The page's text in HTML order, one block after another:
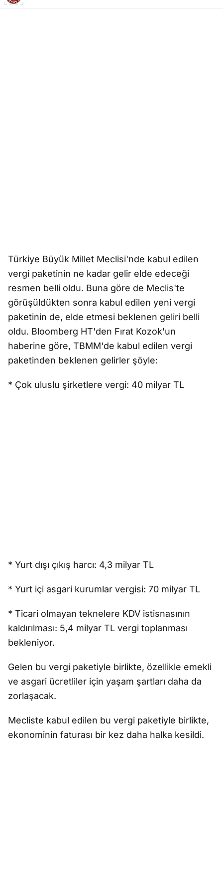
Türkiye Büyük Millet Meclisi'nde kabul edilen
vergi paketinin ne kadar gelir elde edeceği
resmen belli oldu. Buna göre de Meclis'te
görüşüldükten sonra kabul edilen yeni vergi
paketinin de, elde etmesi beklenen geliri belli
oldu. Bloomberg HT'den Fırat Kozok'un
haberine göre, TBMM'de kabul edilen vergi
paketinden beklenen gelirler şöyle:
* Çok uluslu şirketlere vergi: 40 milyar TL
* Yurt dışı çıkış harcı: 4,3 milyar TL
* Yurt içi asgari kurumlar vergisi: 70 milyar TL
* Ticari olmayan teknelere KDV istisnasının
kaldırılması: 5,4 milyar TL vergi toplanması
bekleniyor.
Gelen bu vergi paketiyle birlikte, özellikle emekli
ve asgari ücretliler için yaşam şartları daha da
zorlaşacak.
Mecliste kabul edilen bu vergi paketiyle birlikte,
ekonominin faturası bir kez daha halka kesildi.